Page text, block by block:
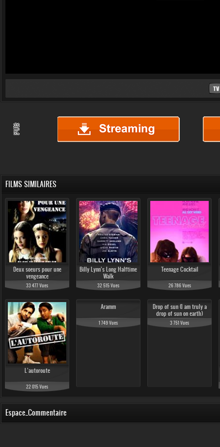
FILMS SIMILAIRES
Deux soeurs pour une
vengeance
33 477 Vues
Billy Lynn’s Long Halftime
Walk
32 515 Vues
Teenage Cocktail
26 786 Vues
L’autoroute
22 015 Vues
Aramm
1 749 Vues
Drop of sun (I am truly a
drop of sun on earth)
3 751 Vues
Espace_Commentaire